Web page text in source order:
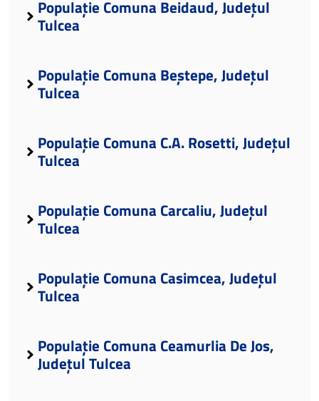
Populație Comuna Beidaud, Județul
Tulcea
Populație Comuna Beștepe, Județul
Tulcea
Populație Comuna C.A. Rosetti, Județul
Tulcea
Populație Comuna Carcaliu, Județul
Tulcea
Populație Comuna Casimcea, Județul
Tulcea
Populație Comuna Ceamurlia De Jos,
Județul Tulcea